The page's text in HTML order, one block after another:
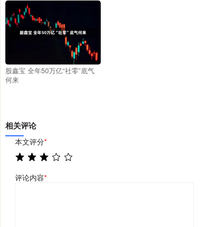
股鑫宝 全年50万亿“社零”底气
何来
相关评论
本文评分*
评论内容*